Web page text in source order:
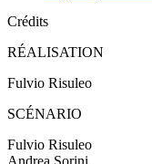
Crédits
RÉALISATION
Fulvio Risuleo
SCÉNARIO
Fulvio Risuleo